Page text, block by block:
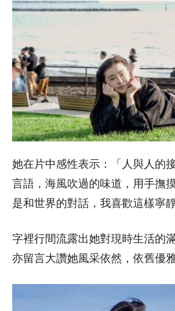
她在片中感性表示：「人與人的
言語，海風吹過的味道，用手撫
是和世界的對話，我喜歡這樣寧
字裡行間流露出她對現時生活的
亦留言大讚她風采依然，依舊優雅